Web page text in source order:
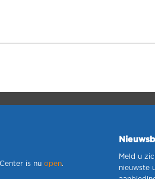
is nu open.
Meld u
nieuwste